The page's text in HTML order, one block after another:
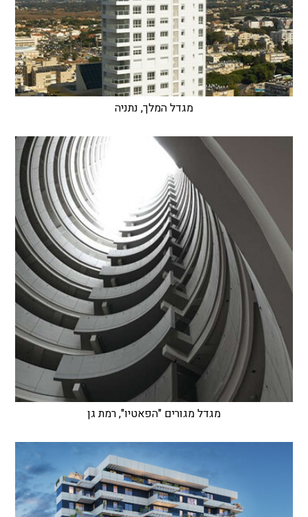
מגדל המלך, נתניה
מגדל מגורים "הפאטיו", רמת גן